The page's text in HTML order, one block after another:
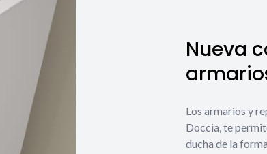
Nueva
Los armarios y
Doccia, te
ducha de la